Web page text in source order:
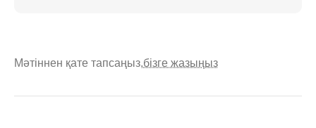
Мәтіннен қате тапсаңыз,бізге жазыңыз